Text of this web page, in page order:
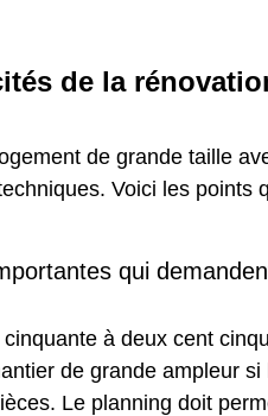
de la
de grande taille
Voici les points
qui
à deux cent
de grande ampleur si
Le planning doit